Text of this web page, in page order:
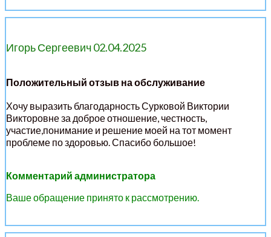
Игорь Сергеевич 02.04.2025
Положительный отзыв на обслуживание
Хочу выразить благодарность Сурковой Виктории
Викторовне за доброе отношение, честность,
участие,понимание и решение моей на тот момент
проблеме по здоровью. Спасибо большое!
Комментарий администратора
Ваше обращение принято к рассмотрению.